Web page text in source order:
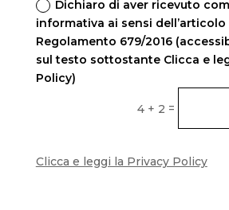
Dichiaro di aver ricevuto
informativa ai sensi dell’articolo
Regolamento 679/2016
sul testo sottostante Clicca e
Policy)
4 + 2 =
Clicca e leggi la Privacy Policy